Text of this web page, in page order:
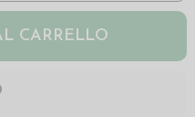
CARRELLO